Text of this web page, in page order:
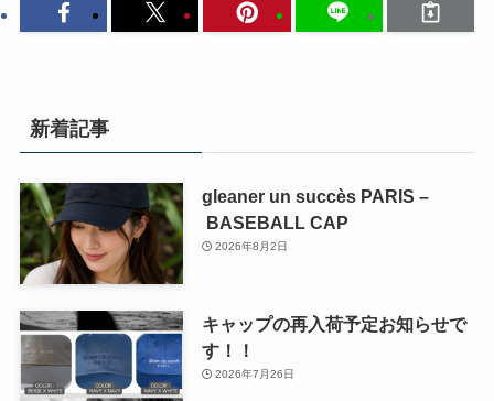
新着記事
gleaner un succès PARIS –
BASEBALL CAP
2026年8月2日
キャップの再入荷予定お知らせで
す！！
2026年7月26日